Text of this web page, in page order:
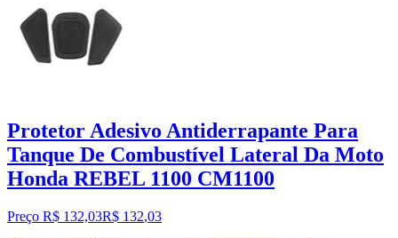
Protetor Adesivo Antiderrapante Para
Tanque De Combustível Lateral Da Moto
Honda REBEL 1100 CM1100
Preço R$ 132,03R$ 132,03